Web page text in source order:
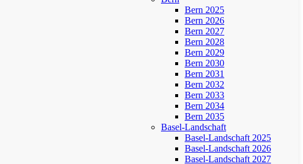
Bern 2025
Bern 2026
Bern 2027
Bern 2028
Bern 2029
Bern 2030
Bern 2031
Bern 2032
Bern 2033
Bern 2034
Bern 2035
Basel-Landschaft
Basel-Landschaft 2025
Basel-Landschaft 2026
Basel-Landschaft 2027